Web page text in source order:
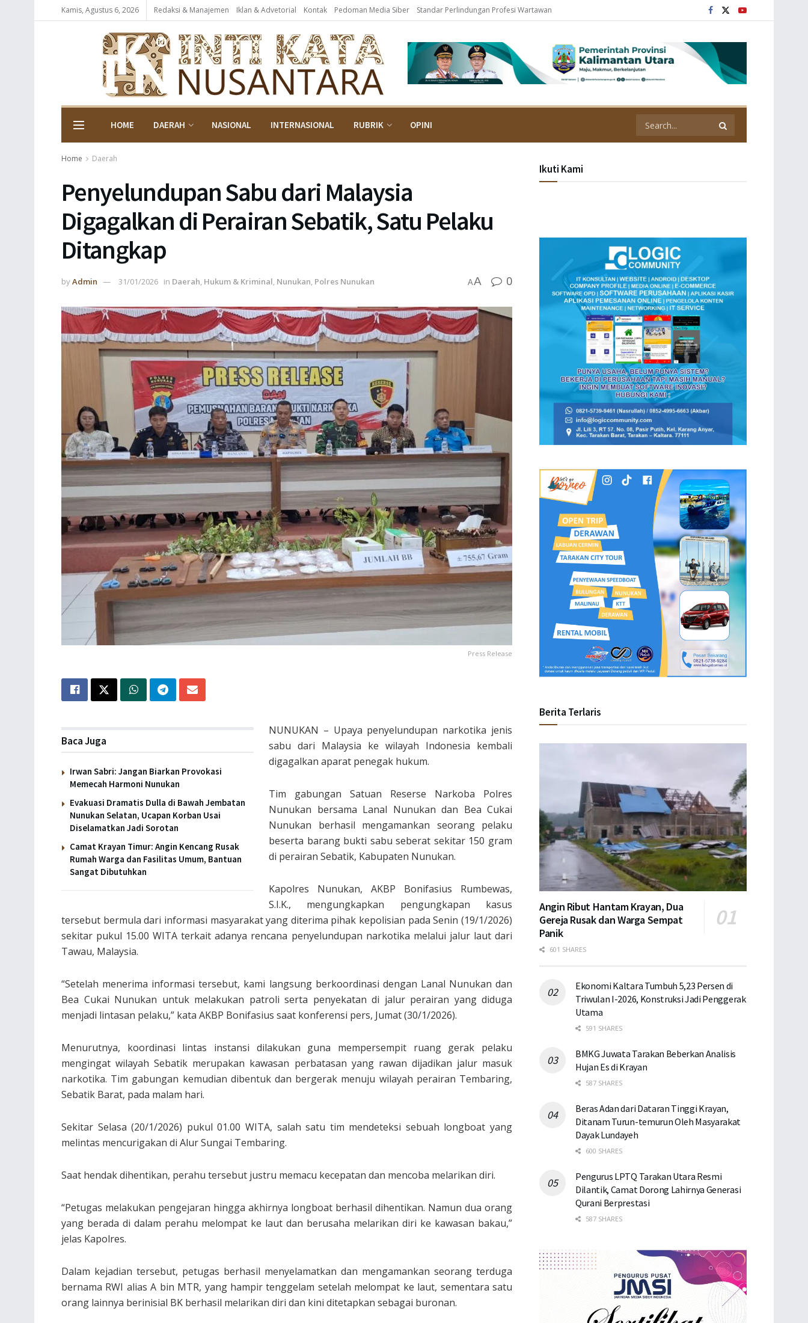
Kamis, Agustus 6, 2026 Redaksi & Manajemen Iklan & Advetorial Kontak Pedoman Media Siber Standar Perlindungan Profesi Wartawan
HOME DAERAH NASIONAL INTERNASIONAL RUBRIK OPINI
Home Daerah
Penyelundupan Sabu dari Malaysia
Digagalkan di Perairan Sebatik, Satu Pelaku
Ditangkap
byAdmin 31/01/2026 in Daerah, Hukum & Kriminal, Nunukan, Polres Nunukan AA 0
Press Release
Baca Juga
Irwan Sabri: Jangan Biarkan Provokasi
Memecah Harmoni Nunukan
Evakuasi Dramatis Dulla di Bawah Jembatan
Nunukan Selatan, Ucapan Korban Usai
Diselamatkan Jadi Sorotan
Camat Krayan Timur: Angin Kencang Rusak
Rumah Warga dan Fasilitas Umum, Bantuan
Sangat Dibutuhkan
NUNUKAN – Upaya penyelundupan narkotika jenis
sabu dari Malaysia ke wilayah Indonesia kembali
digagalkan aparat penegak hukum.
Tim gabungan Satuan Reserse Narkoba Polres
Nunukan bersama Lanal Nunukan dan Bea Cukai
Nunukan berhasil mengamankan seorang pelaku
beserta barang bukti sabu seberat sekitar 150 gram
di perairan Sebatik, Kabupaten Nunukan.
Kapolres Nunukan, AKBP Bonifasius Rumbewas,
S.I.K., mengungkapkan pengungkapan kasus
tersebut bermula dari informasi masyarakat yang diterima pihak kepolisian pada Senin (19/1/2026)
sekitar pukul 15.00 WITA terkait adanya rencana penyelundupan narkotika melalui jalur laut dari
Tawau, Malaysia.
“Setelah menerima informasi tersebut, kami langsung berkoordinasi dengan Lanal Nunukan dan
Bea Cukai Nunukan untuk melakukan patroli serta penyekatan di jalur perairan yang diduga
menjadi lintasan pelaku,” kata AKBP Bonifasius saat konferensi pers, Jumat (30/1/2026).
Menurutnya, koordinasi lintas instansi dilakukan guna mempersempit ruang gerak pelaku
mengingat wilayah Sebatik merupakan kawasan perbatasan yang rawan dijadikan jalur masuk
narkotika. Tim gabungan kemudian dibentuk dan bergerak menuju wilayah perairan Tembaring,
Sebatik Barat, pada malam hari.
Sekitar Selasa (20/1/2026) pukul 01.00 WITA, salah satu tim mendeteksi sebuah longboat yang
melintas mencurigakan di Alur Sungai Tembaring.
Saat hendak dihentikan, perahu tersebut justru memacu kecepatan dan mencoba melarikan diri.
“Petugas melakukan pengejaran hingga akhirnya longboat berhasil dihentikan. Namun dua orang
yang berada di dalam perahu melompat ke laut dan berusaha melarikan diri ke kawasan bakau,”
jelas Kapolres.
Dalam kejadian tersebut, petugas berhasil menyelamatkan dan mengamankan seorang terduga
bernama RWI alias A bin MTR, yang hampir tenggelam setelah melompat ke laut, sementara satu
orang lainnya berinisial BK berhasil melarikan diri dan kini ditetapkan sebagai buronan.
Ikuti Kami
Berita Terlaris
Angin Ribut Hantam Krayan, Dua
Gereja Rusak dan Warga Sempat
Panik
601 SHARES
Ekonomi Kaltara Tumbuh 5,23 Persen di
Triwulan I-2026, Konstruksi Jadi Penggerak
Utama
591 SHARES
BMKG Juwata Tarakan Beberkan Analisis
Hujan Es di Krayan
587 SHARES
Beras Adan dari Dataran Tinggi Krayan,
Ditanam Turun-temurun Oleh Masyarakat
Dayak Lundayeh
600 SHARES
Pengurus LPTQ Tarakan Utara Resmi
Dilantik, Camat Dorong Lahirnya Generasi
Qurani Berprestasi
587 SHARES